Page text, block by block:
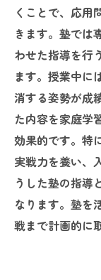
くことで、応用
きます。塾では
わせた指導を行
ます。授業中に
消する姿勢が成
た内容を家庭学
効果的です。特
実戦力を養い、
うした塾の指導
なります。塾を
戦まで計画的に